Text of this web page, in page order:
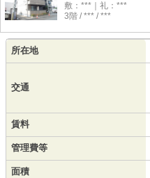
敷：***｜礼：***
3階 / *** / ***
所在地
交通
賃料
管理費等
面積